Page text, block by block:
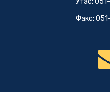
Утас:
Факс: